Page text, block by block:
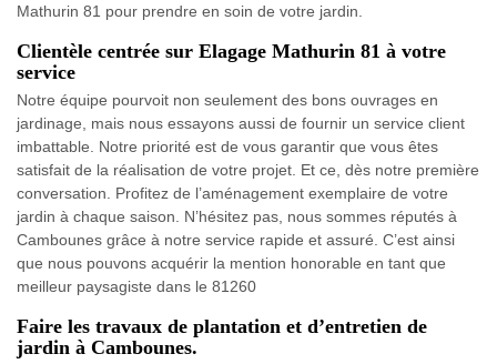
Mathurin 81 pour prendre en soin de votre jardin.
Clientèle centrée sur Elagage Mathurin 81 à votre
service
Notre équipe pourvoit non seulement des bons ouvrages en
jardinage, mais nous essayons aussi de fournir un service client
imbattable. Notre priorité est de vous garantir que vous êtes
satisfait de la réalisation de votre projet. Et ce, dès notre première
conversation. Profitez de l’aménagement exemplaire de votre
jardin à chaque saison. N’hésitez pas, nous sommes réputés à
Cambounes grâce à notre service rapide et assuré. C’est ainsi
que nous pouvons acquérir la mention honorable en tant que
meilleur paysagiste dans le 81260
Faire les travaux de plantation et d’entretien de
jardin à Cambounes.